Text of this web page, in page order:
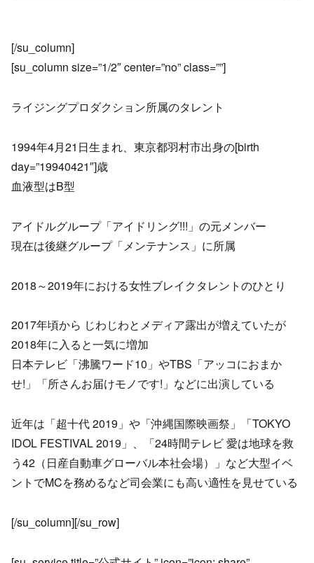
[/su_column]
[su_column size=”1/2″ center=”no” class=””]
ライジングプロダクション所属のタレント
1994年4月21日生まれ、東京都羽村市出身の[birth
day=”19940421″]歳
血液型はB型
アイドルグループ「アイドリング!!!」の元メンバー
現在は後継グループ「メンテナンス」に所属
2018～2019年における女性ブレイクタレントのひとり
2017年頃から じわじわとメディア露出が増えていたが
2018年に入ると一気に増加
日本テレビ「沸騰ワード10」やTBS「アッコにおまか
せ!」「所さんお届けモノです!」などに出演している
近年は「超十代 2019」や「沖縄国際映画祭」「TOKYO
IDOL FESTIVAL 2019」、「24時間テレビ 愛は地球を救
う42（日産自動車グローバル本社会場）」など大型イベ
ントでMCを務めるなど司会業にも高い適性を見せている
[/su_column][/su_row]